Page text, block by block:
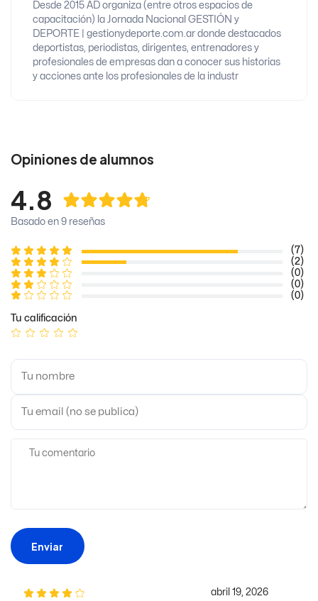
Desde 2015 AD organiza (entre otros espacios de
capacitación) la Jornada Nacional GESTIÓN y
DEPORTE | gestionydeporte.com.ar donde destacados
deportistas, periodistas, dirigentes, entrenadores y
profesionales de empresas dan a conocer sus historias
y acciones ante los profesionales de la industr
Opiniones de alumnos
4.8
Basado en 9 reseñas
(7)
(2)
(0)
(0)
(0)
Tu calificación
Enviar
abril 19, 2026